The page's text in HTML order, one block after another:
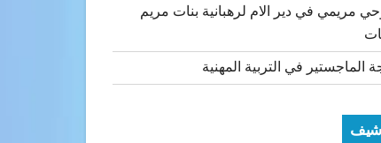
مريمي في دير الام لرهبانية بنات مريم
الماجستير في التربية المهنية